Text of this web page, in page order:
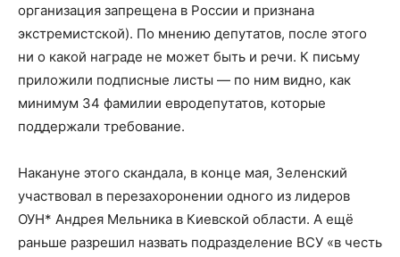
организация запрещена в России и признана
экстремистской). По мнению депутатов, после этого
ни о какой награде не может быть и речи. К письму
приложили подписные листы — по ним видно, как
минимум 34 фамилии евродепутатов, которые
поддержали требование.
Накануне этого скандала, в конце мая, Зеленский
участвовал в перезахоронении одного из лидеров
ОУН* Андрея Мельника в Киевской области. А ещё
раньше разрешил назвать подразделение ВСУ «в честь